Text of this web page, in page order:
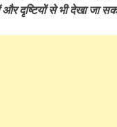
और दृष्टियों से भी देखा जा